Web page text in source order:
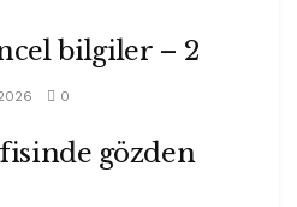
bilgiler – 2
0
gözden